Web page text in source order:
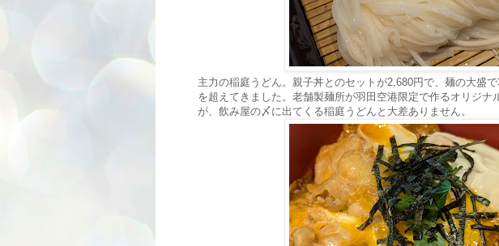
主力の稲庭うどん。親子丼とのセットが2,680円で、麺の大盛
を超えてきました。老舗製麺所が羽田空港限定で作るオリジナ
が、飲み屋の〆に出てくる稲庭うどんと大差ありません。